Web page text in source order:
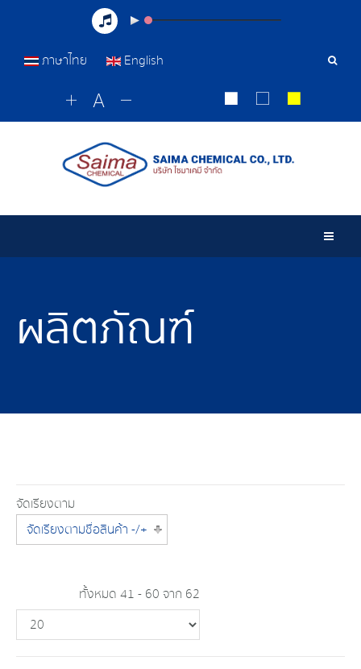
เครื่อ
ภาษาไทย English
ผลิตภัณฑ์
จัดเรียงตาม
จัดเรียงตามชื่อสินค้า -/+
ทั้งหมด 41 - 60 จาก 62